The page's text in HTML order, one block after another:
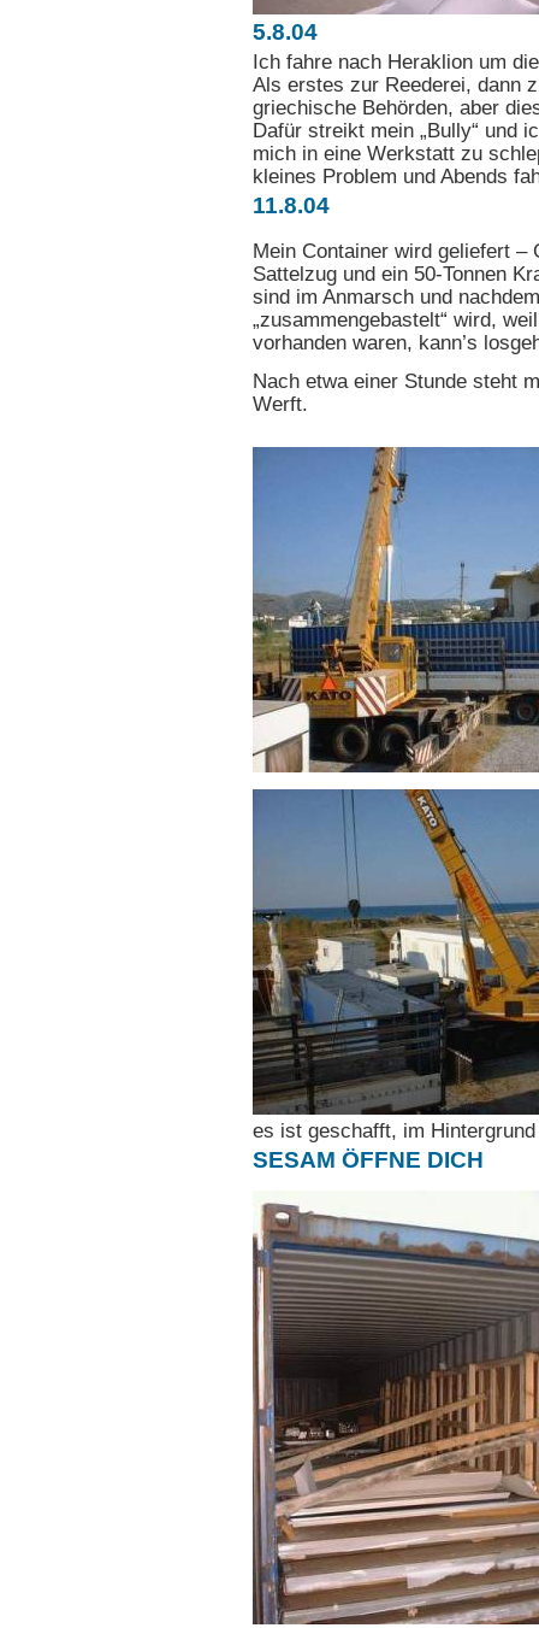
5.8.04
Ich fahre nach Heraklion um
Als erstes zur Reederei, dann
griechische Behörden, aber
Dafür streikt mein „Bully“ und
mich in eine Werkstatt zu
kleines Problem und Abends
11.8.04
Mein Container wird geliefert –
Sattelzug und ein 50-Tonnen
sind im Anmarsch und
„zusammengebastelt“ wird,
vorhanden waren, kann’s
Nach etwa einer Stunde steht
Werft.
es ist geschafft, im
SESAM ÖFFNE DICH